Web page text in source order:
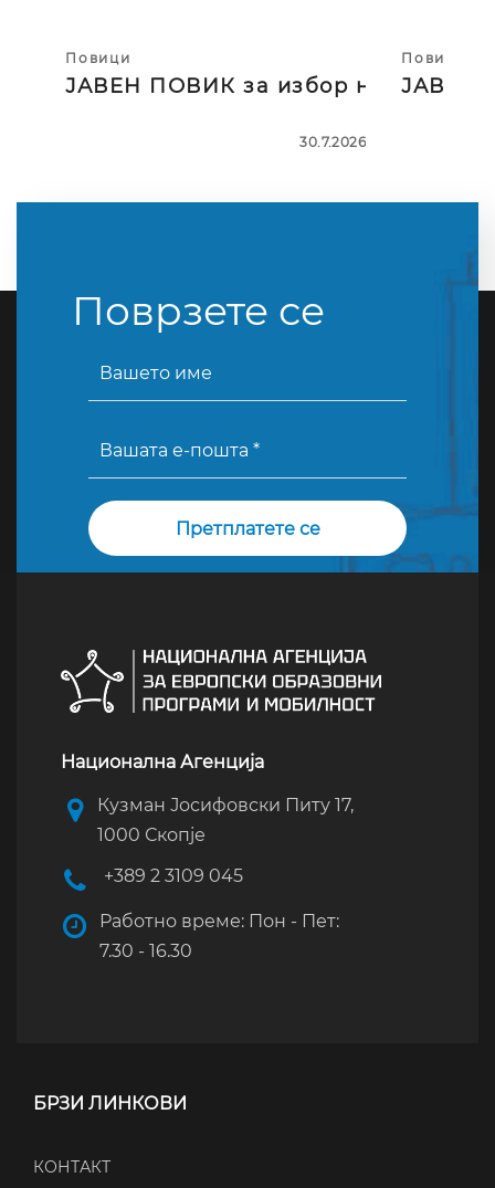
Повици
ЈАВЕН ПОВИК за избор на тројца
30.7.2026
Повици
ЈАВЕН
Поврзете се
Национална Агенција
Кузман Јосифовски Питу 17,
1000 Скопје
+389 2 3109 045
Работно време: Пон - Пет:
7.30 - 16.30
БРЗИ ЛИНКОВИ
КОНТАКТ